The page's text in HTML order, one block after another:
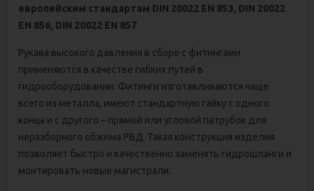
европейским стандартам DIN 20022 ЕN 853, DIN 20022
ЕN 856, DIN 20022 ЕN 857
Рукава высокого давления в сборе с фитингами
применяются в качестве гибких путей в
гидрооборудовании. Фитинги изготавливаются чаще
всего из металла, имеют стандартную гайку с одного
конца и с другого – прямой или угловой патрубок для
неразборного обжима РВД. Такая конструкция изделия
позволяет быстро и качественно заменять гидрошланги и
монтировать новые магистрали.